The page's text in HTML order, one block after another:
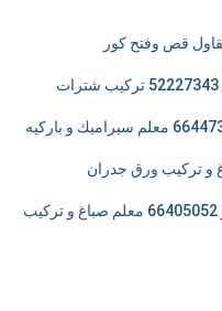
دهان صباغ ضاحية مبارك العبدالله الجابر 66405052 معلم صباغ و تركيب